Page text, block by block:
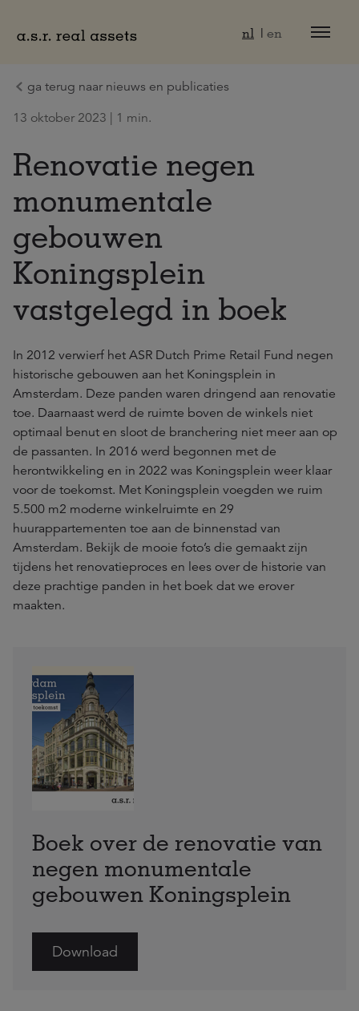
nl en
ga terug naar nieuws en publicaties
13 oktober 2023 | 1 min.
Renovatie negen
monumentale
gebouwen
Koningsplein
vastgelegd in boek
In 2012 verwierf het ASR Dutch Prime Retail Fund negen
historische gebouwen aan het Koningsplein in
Amsterdam. Deze panden waren dringend aan renovatie
toe. Daarnaast werd de ruimte boven de winkels niet
optimaal benut en sloot de branchering niet meer aan op
de passanten. In 2016 werd begonnen met de
herontwikkeling en in 2022 was Koningsplein weer klaar
voor de toekomst. Met Koningsplein voegden we ruim
5.500 m2 moderne winkelruimte en 29
huurappartementen toe aan de binnenstad van
Amsterdam. Bekijk de mooie foto’s die gemaakt zijn
tijdens het renovatieproces en lees over de historie van
deze prachtige panden in het boek dat we erover
maakten.
Boek over de renovatie van
negen monumentale
gebouwen Koningsplein
Download